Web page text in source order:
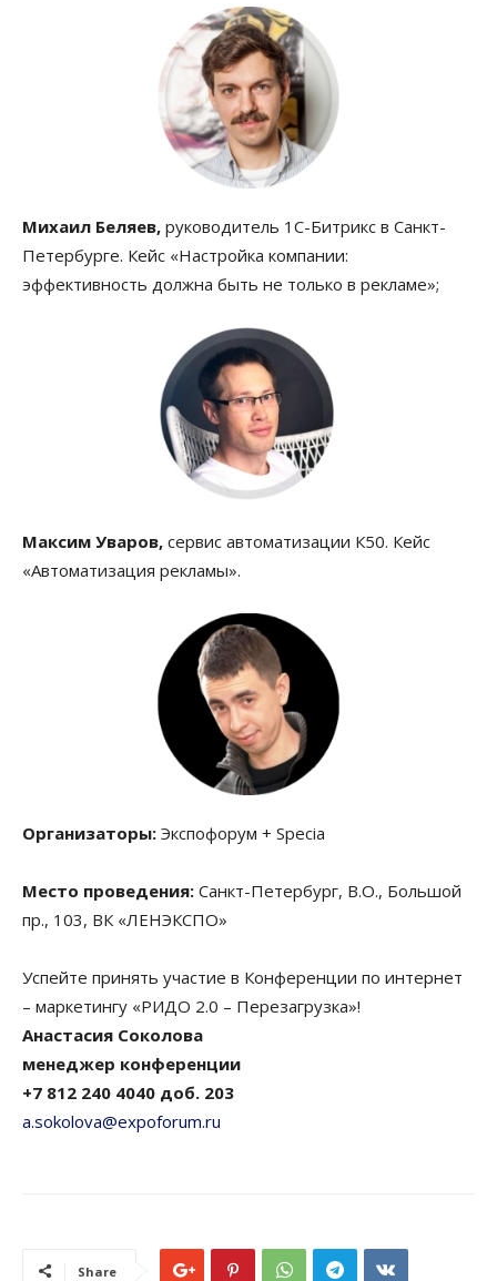
Михаил Беляев, руководитель 1С-Битрикс в Санкт-
Петербурге. Кейс «Настройка компании:
эффективность должна быть не только в рекламе»;
Максим Уваров, сервис автоматизации К50. Кейс
«Автоматизация рекламы».
Организаторы: Экспофорум + Specia
Место проведения: Санкт-Петербург, В.О., Большой
пр., 103, ВК «ЛЕНЭКСПО»
Успейте принять участие в Конференции по интернет
– маркетингу «РИДО 2.0 – Перезагрузка»!
Анастасия Соколова
менеджер конференции
+7 812 240 4040 доб. 203
a.sokolova@expoforum.ru
Share